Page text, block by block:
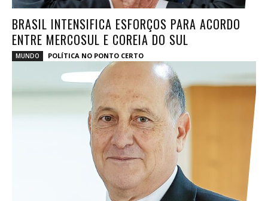
BRASIL INTENSIFICA ESFORÇOS PARA ACORDO
ENTRE MERCOSUL E COREIA DO SUL
MUNDO POLÍTICA NO PONTO CERTO